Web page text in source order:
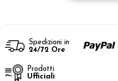
Spedizioni in
24/72 Ore
Prodotti
Ufficiali